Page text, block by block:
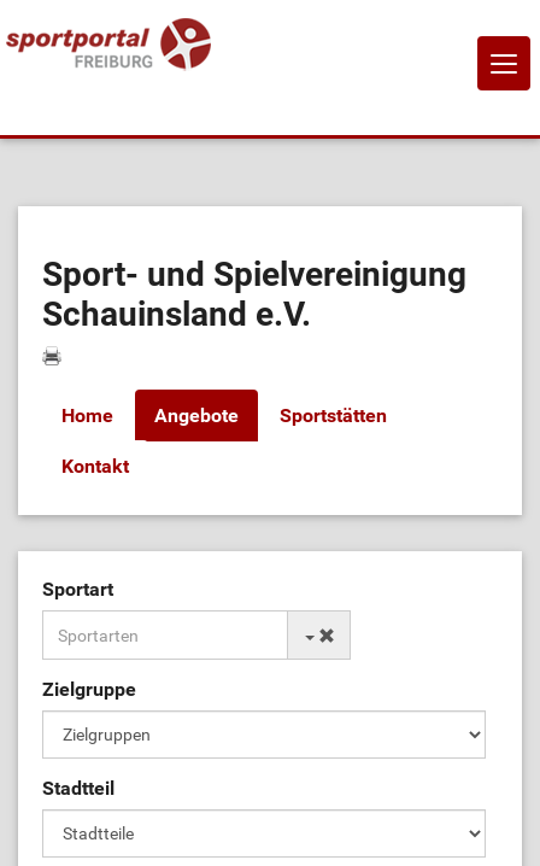
Sportanbietende
Job-Börse
Kontakt
Sport- und Spielvereinigung
Schauinsland e.V.
Home Angebote Sportstätten
Kontakt
Sportart
Zielgruppe
Stadtteil